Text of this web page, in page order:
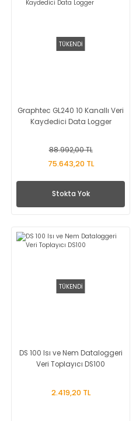
TÜKENDİ
Graphtec GL240 10 Kanallı Veri
Kaydedici Data Logger
88.992,00 TL
75.643,20 TL
Stokta Yok
TÜKENDİ
DS 100 Isı ve Nem Dataloggeri
Veri Toplayıcı DS100
2.419,20 TL